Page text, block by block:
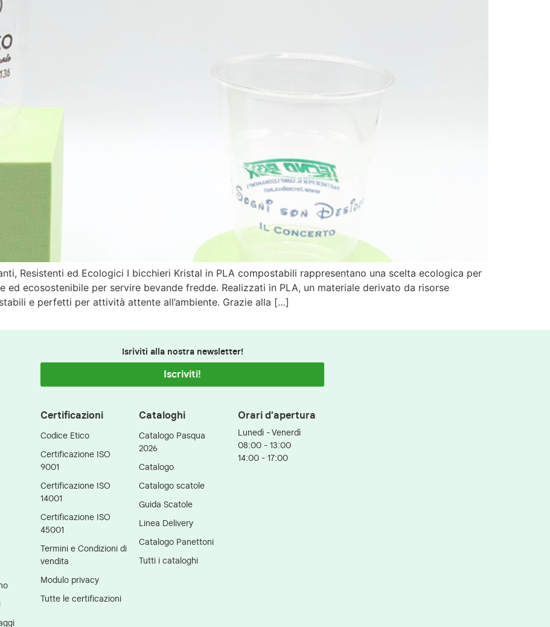
Resistenti ed Ecologici I bicchieri Kristal in PLA compostabili rappresentano una scelta ecologica per
ecosostenibile per servire bevande fredde. Realizzati in PLA, un materiale derivato da risorse
e perfetti per attività attente all’ambiente. Grazie alla […]
Isriviti alla nostra newsletter!
Iscriviti!
Certificazioni
Codice Etico
Certificazione ISO
9001
Certificazione ISO
14001
Certificazione ISO
45001
Termini e Condizioni di
vendita
Modulo privacy
Tutte le certificazioni
Cataloghi
Catalogo Pasqua
2026
Catalogo
Catalogo scatole
Guida Scatole
Linea Delivery
Catalogo Panettoni
Tutti i cataloghi
Orari d'apertura
Lunedì - Venerdì
08:00 - 13:00
14:00 - 17:00